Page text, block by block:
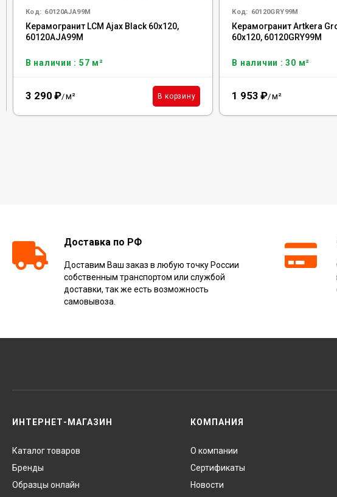
Код: 60120AJA99M
Керамогранит LCM Ajax Black 60x120,
60120AJA99M
В наличии : 57 м²
3 290 ₽/м² В корзину
Код: 60120GRY99M
Керамогранит Artkera
60x120, 60120GRY99M
В наличии : 30 м²
1 953 ₽/м²
Доставка по РФ
Доставим Ваш заказ в любую точку России
собственным транспортом или службой
доставки, так же есть возможность
самовывоза.
ИНТЕРНЕТ-МАГАЗИН
Каталог товаров
Бренды
Образцы онлайн
КОМПАНИЯ
О компании
Сертификаты
Новости